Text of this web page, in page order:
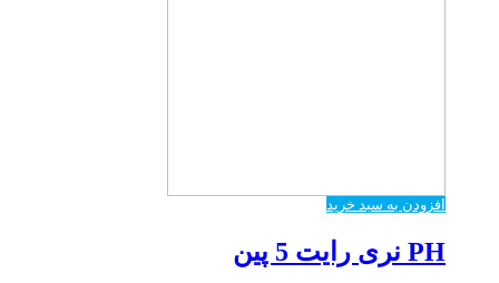
افزودن به سبد خرید
PH نری رایت 5 پین